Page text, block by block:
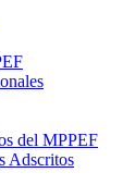
del MPPEF
Adscritos